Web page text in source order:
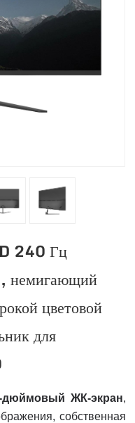
240 Гц
немигающий
цветовой
для
дюймовый ЖК-экран,
собственная